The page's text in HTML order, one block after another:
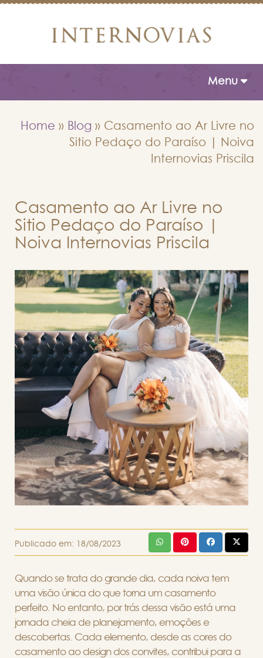
Toggle
Menu
Home » Blog » Casamento ao Ar Livre no
Sitio Pedaço do Paraíso | Noiva
Internovias Priscila
Casamento ao Ar Livre no
Sitio Pedaço do Paraíso |
Noiva Internovias Priscila
Publicado em: 18/08/2023
Quando se trata do grande dia, cada noiva tem
uma visão única do que torna um casamento
perfeito. No entanto, por trás dessa visão está uma
jornada cheia de planejamento, emoções e
descobertas. Cada elemento, desde as cores do
casamento ao design dos convites, contribui para a